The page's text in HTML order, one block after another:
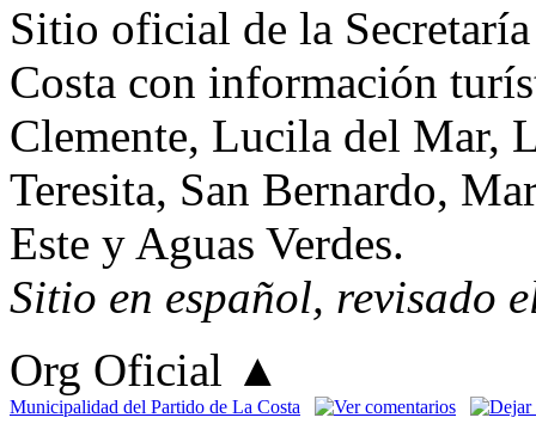
Sitio oficial de la
Costa con información
Clemente, Lucila del Mar,
Teresita, San Bernardo,
Este y Aguas Verdes.
Sitio en español, revisado
Org Oficial ▲
Municipalidad del Partido de La Costa